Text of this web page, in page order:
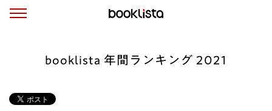
booklista 年間ランキング 2021